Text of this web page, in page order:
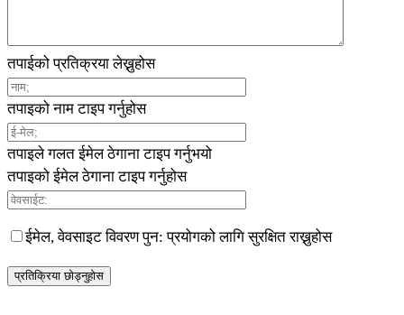
तपाईको प्रतिक्रया लेख्नुहोस
तपाइको नाम टाइप गर्नुहोस
तपाइले गलत ईमेल ठेगाना टाइप गर्नुभयो
तपाइको ईमेल ठेगाना टाइप गर्नुहोस
ईमेल, वेवसाइट विवरण पुन: प्रयोगको लागि सुरक्षित राख्नुहोस